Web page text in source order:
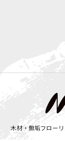
木材・無垢フロー